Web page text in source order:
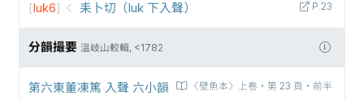
P.23
[luk6] 耒卜切（luk 下入聲）
分韻撮要 溫岐山較輯, <1782
〈壁魚本〉上卷‧第 23 頁‧前半
第六東董凍篤 入聲 六小韻